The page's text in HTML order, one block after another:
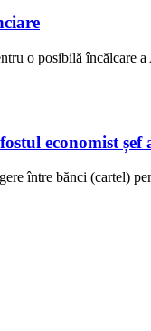
o posibilă
economist
între bănci (cartel)